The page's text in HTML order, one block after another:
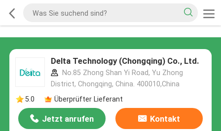
Delta Technology (Chongqing) Co., Ltd.
No.85 Zhong Shan Yi Road, Yu Zhong
District, Chongqing, China. 400010,China
5.0
Überprüfter Lieferant
Jetzt anrufen Kontakt